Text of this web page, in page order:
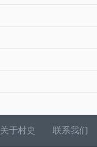
关于村史 联系我们